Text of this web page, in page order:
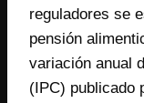
reguladores se
pensión
variación anual
(IPC) publicado